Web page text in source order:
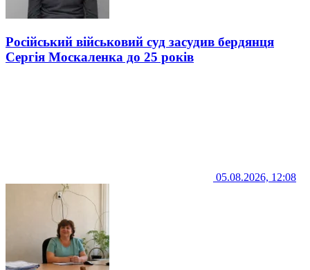
Російський військовий суд засудив бердянця
Сергія Москаленка до 25 років
05.08.2026, 12:08